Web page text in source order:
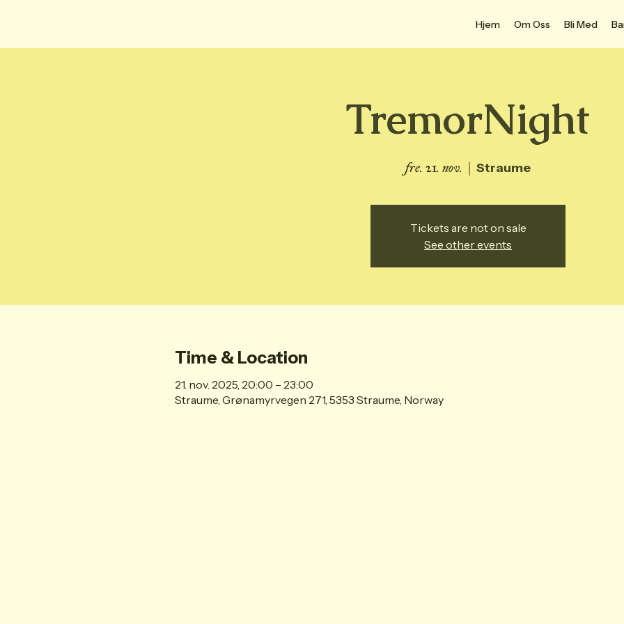
Hjem Om Oss Bli Med
TremorNight
fre. 21. nov.
  |
Straume
Tickets are not on sale
See other events
Time & Location
21. nov. 2025, 20:00 – 23:00
Straume, Grønamyrvegen 271, 5353 Straume, Norway